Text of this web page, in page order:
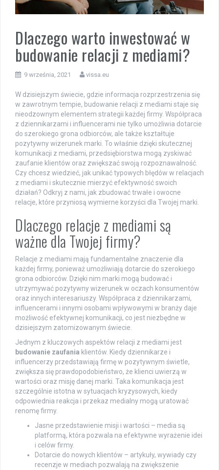
Dlaczego warto inwestować w
budowanie relacji z mediami?
9 września, 2021 vissa.eu
W dzisiejszym świecie, gdzie informacja rozprzestrzenia się
w zawrotnym tempie, budowanie relacji z mediami staje się
nieodzownym elementem strategii każdej firmy. Współpraca
z dziennikarzami i influencerami nie tylko umożliwia dotarcie
do szerokiego grona odbiorców, ale także kształtuje
pozytywny wizerunek marki. To właśnie dzięki skutecznej
komunikacji z mediami, przedsiębiorstwa mogą zyskiwać
zaufanie klientów oraz zwiększać swoją rozpoznawalność.
Czy chcesz wiedzieć, jak unikać typowych błędów w relacjach
z mediami i skutecznie mierzyć efektywność swoich
działań? Odkryj z nami, jak zbudować trwałe i owocne
relacje, które przyniosą wymierne korzyści dla Twojej marki.
Dlaczego relacje z mediami są
ważne dla Twojej firmy?
Relacje z mediami mają fundamentalne znaczenie dla
każdej firmy, ponieważ umożliwiają dotarcie do szerokiego
grona odbiorców. Dzięki nim marki mogą budować i
utrzymywać pozytywny wizerunek w oczach konsumentów
oraz innych interesariuszy. Współpraca z dziennikarzami,
influencerami i innymi osobami wpływowymi w branży daje
możliwość efektywnej komunikacji, co jest niezbędne w
dzisiejszym zatomizowanym świecie.
Jednym z kluczowych aspektów relacji z mediami jest
budowanie zaufania klientów. Kiedy dziennikarze i
influencerzy przedstawiają firmę w pozytywnym świetle,
zwiększa się prawdopodobieństwo, że klienci uwierzą w
wartości oraz misję danej marki. Taka komunikacja jest
szczególnie istotna w sytuacjach kryzysowych, kiedy
odpowiednia reakcja i przekaz medialny mogą uratować
renomę firmy.
Jasne przedstawienie misji i wartości – media są
platformą, która pozwala na efektywne wyrażenie idei
i celów firmy.
Dotarcie do nowych klientów – artykuły, wywiady czy
recenzje w mediach pozwalają na zwiększenie